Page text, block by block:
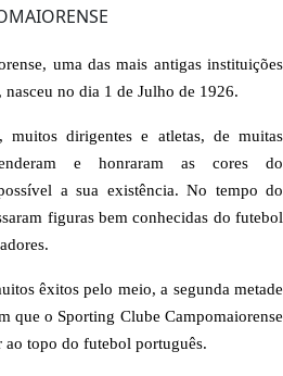
uma das mais antigas instituições
no dia 1 de Julho de 1926.
dirigentes e atletas, de muitas
e honraram as cores do
a sua existência. No tempo do
figuras bem conhecidas do futebol
êxitos pelo meio, a segunda metade
que o Sporting Clube Campomaiorense
ao topo do futebol português.